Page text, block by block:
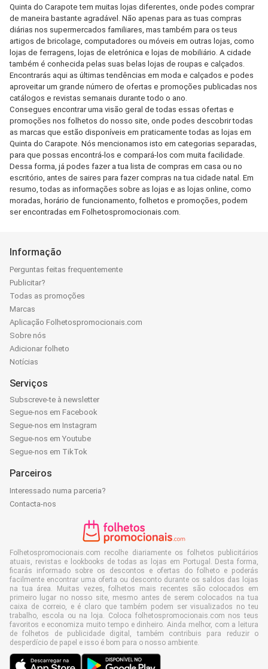
Quinta do Carapote tem muitas lojas diferentes, onde podes comprar
de maneira bastante agradável. Não apenas para as tuas compras
diárias nos supermercados familiares, mas também para os teus
artigos de bricolage, computadores ou móveis em outras lojas, como
lojas de ferragens, lojas de eletrónica e lojas de mobiliário. A cidade
também é conhecida pelas suas belas lojas de roupas e calçados.
Encontrarás aqui as últimas tendências em moda e calçados e podes
aproveitar um grande número de ofertas e promoções publicadas nos
catálogos e revistas semanais durante todo o ano.
Consegues encontrar uma visão geral de todas essas ofertas e
promoções nos folhetos do nosso site, onde podes descobrir todas
as marcas que estão disponíveis em praticamente todas as lojas em
Quinta do Carapote. Nós mencionamos isto em categorias separadas,
para que possas encontrá-los e compará-los com muita facilidade.
Dessa forma, já podes fazer a tua lista de compras em casa ou no
escritório, antes de saires para fazer compras na tua cidade natal. Em
resumo, todas as informações sobre as lojas e as lojas online, como
moradas, horário de funcionamento, folhetos e promoções, podem
ser encontradas em Folhetospromocionais.com.
Informação
Perguntas feitas frequentemente
Publicitar?
Todas as promoções
Marcas
Aplicação Folhetospromocionais.com
Sobre nós
Adicionar folheto
Notícias
Serviços
Subscreve-te à newsletter
Segue-nos em Facebook
Segue-nos em Instagram
Segue-nos em Youtube
Segue-nos em TikTok
Parceiros
Interessado numa parceria?
Contacta-nos
Folhetospromocionais.com recolhe diariamente os folhetos publicitários
atuais, revistas e lookbooks de todas as lojas em Portugal. Desta forma,
ficarás informado sobre os descontos e ofertas do folheto e poderás
facilmente encontrar uma oferta ou desconto durante os saldos das lojas
na tua área. Muitas vezes, folhetos mais recentes são colocados em
primeiro lugar no nosso site, mesmo antes de serem colocados na tua
caixa de correio, e é claro que também podem ser visualizados no teu
trabalho, escola ou na loja. Coloca folhetospromocionais.com nos teus
favoritos e economiza muito tempo e dinheiro. Ainda melhor, com a leitura
de folhetos de publicidade digital, também contribuis para reduzir o
desperdício de papel e isso é bom para o nosso ambiente.